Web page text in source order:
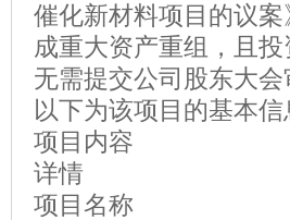
催化新材料项目的议
成重大资产重组，且
无需提交公司股东大会
以下为该项目的基本信
项目内容
详情
项目名称